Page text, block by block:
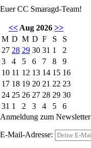
Euer CC Smaragd-Team!
<< Aug 2026 >>
M D M D F S
S
27 28 29 30 31 1
2
3
4 5 6 7 8
9
10 11 12 13 14 15 16
17 18 19 20 21 22 23
24 25 26 27 28 29 30
31 1 2 3 4 5
6
Anmeldung zum Newsletter
E-Mail-Adresse: